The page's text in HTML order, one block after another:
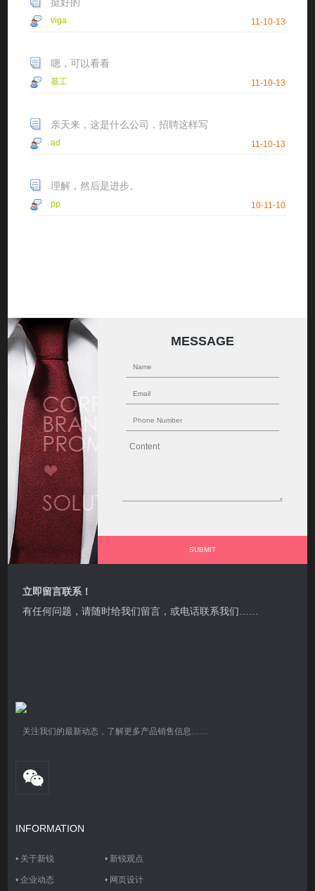
挺好的
11-10-13
viga
嗯，可以看看
11-10-13
基工
亲天来，这是什么公司，招聘这样写
11-10-13
ad
理解，然后是进步。
10-11-10
pp
MESSAGE
立即留言联系！
有任何问题，请随时给我们留言，或电话联系我们……
关注我们的最新动态，了解更多产品销售信息……
INFORMATION
• 关于新锐 • 新锐观点
• 企业动态 • 网页设计